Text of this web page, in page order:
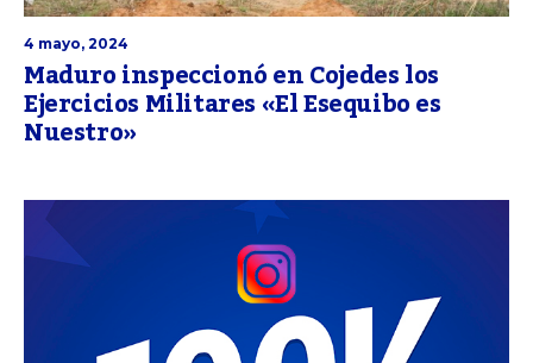
4 mayo, 2024
Maduro inspeccionó en Cojedes los
Ejercicios Militares «El Esequibo es
Nuestro»